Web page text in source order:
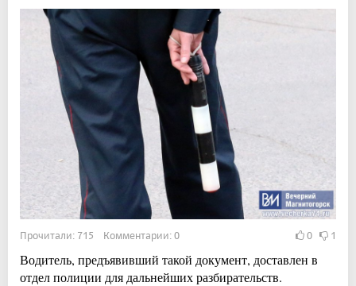
Прочитали: 715 Комментарии: 0 0 1
Водитель, предъявивший такой документ, доставлен в
отдел полиции для дальнейших разбирательств.